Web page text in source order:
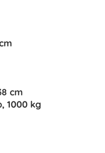
cm
1000 kg